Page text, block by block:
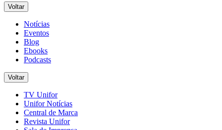
Voltar
Notícias
Eventos
Blog
Ebooks
Podcasts
Voltar
TV Unifor
Unifor Notícias
Central de Marca
Revista Unifor